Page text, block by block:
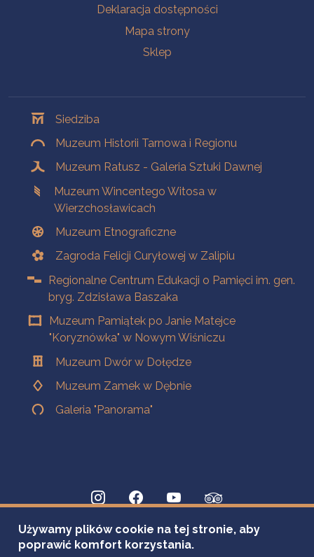
Deklaracja dostępności
Mapa strony
Sklep
Siedziba
Muzeum Historii Tarnowa i Regionu
Muzeum Ratusz - Galeria Sztuki Dawnej
Muzeum Wincentego Witosa w
Wierzchosławicach
Muzeum Etnograficzne
Zagroda Felicji Curyłowej w Zalipiu
Regionalne Centrum Edukacji o Pamięci im. gen.
bryg. Zdzisława Baszaka
Muzeum Pamiątek po Janie Matejce
"Koryznówka" w Nowym Wiśniczu
Muzeum Dwór w Dołędze
Muzeum Zamek w Dębnie
Galeria "Panorama"
Używamy plików cookie na tej stronie, aby
poprawić komfort korzystania.